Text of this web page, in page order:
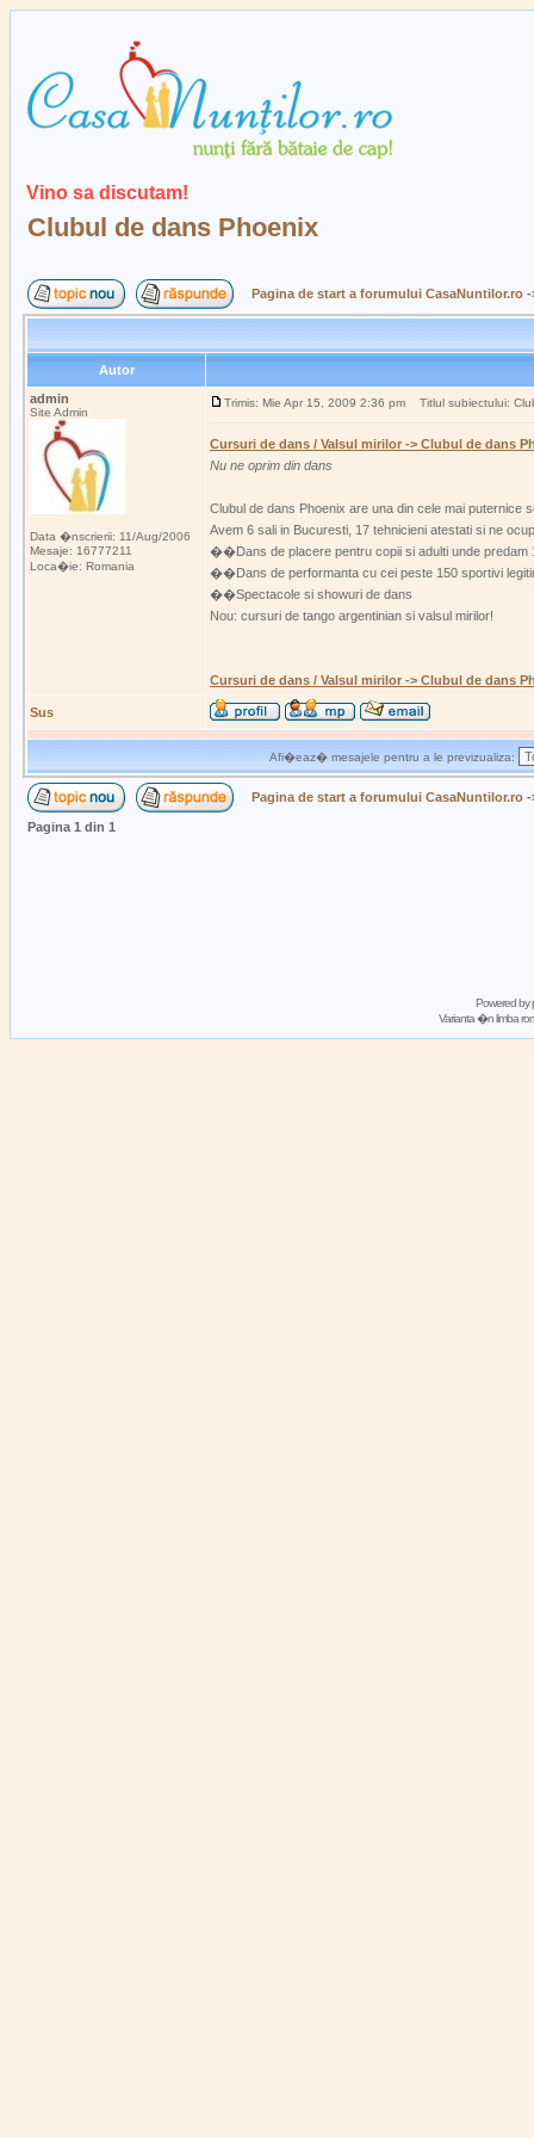
Vino sa discutam!
Clubul de dans Phoenix
Pagina de start a forumului CasaNuntilor.ro
Autor
admin
Site Admin
Data �nscrierii: 11/Aug/2006
Mesaje: 16777211
Loca�ie: Romania
Trimis: Mie Apr 15, 2009 2:36 pm Titlul subiectului:
Cursuri de dans / Valsul mirilor -> Clubul de dans
Nu ne oprim din dans
Clubul de dans Phoenix are una din cele mai puternice
Avem 6 sali in Bucuresti, 17 tehnicieni atestati si ne
��Dans de placere pentru copii si adulti unde predam
��Dans de performanta cu cei peste 150 sportivi
��Spectacole si showuri de dans
Nou: cursuri de tango argentinian si valsul mirilor!
Cursuri de dans / Valsul mirilor -> Clubul de dans
Sus
Afi�eaz� mesajele pentru a le previzualiza:
Pagina de start a forumului CasaNuntilor.ro
Pagina 1 din 1
Powered by
Varianta �n limba